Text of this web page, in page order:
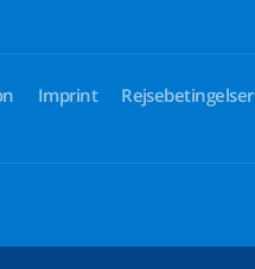
Imprint Rejsebetingelser